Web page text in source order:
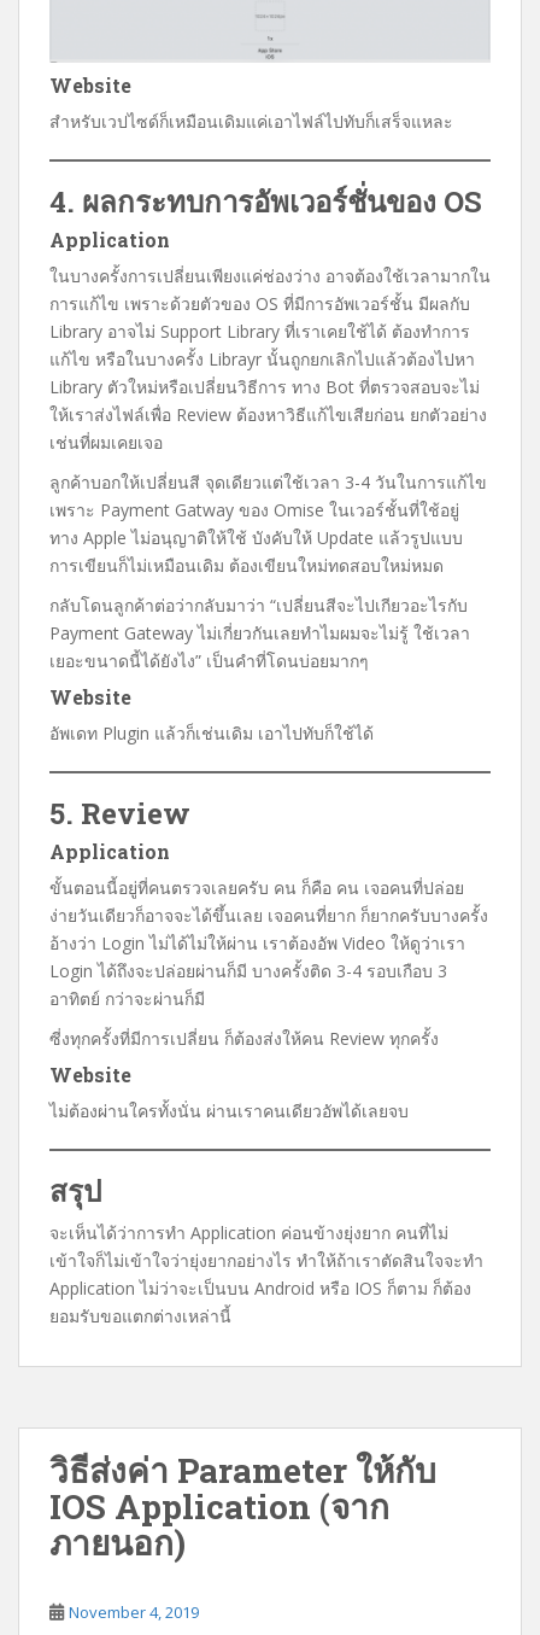
Website
สำหรับเวปไซด์ก็เหมือนเดิมแค่เอาไฟล์ไปทับก็เสร็จแหละ
4. ผลกระทบการอัพเวอร์ชั่นของ OS
Application
ในบางครั้งการเปลี่ยนเพียงแค่ช่องว่าง อาจต้องใช้เวลามากใน
การแก้ไข เพราะด้วยตัวของ OS ที่มีการอัพเวอร์ชั้น มีผลกับ
Library อาจไม่ Support Library ที่เราเคยใช้ได้ ต้องทำการ
แก้ไข หรือในบางครั้ง Librayr นั้นถูกยกเลิกไปแล้วต้องไปหา
Library ตัวใหม่หรือเปลี่ยนวิธีการ ทาง Bot ที่ตรวจสอบจะไม่
ให้เราส่งไฟล์เพื่อ Review ต้องหาวิธีแก้ไขเสียก่อน ยกตัวอย่าง
เช่นที่ผมเคยเจอ
ลูกค้าบอกให้เปลี่ยนสี จุดเดียวแต่ใช้เวลา 3-4 วันในการแก้ไข
เพราะ Payment Gatway ของ Omise ในเวอร์ชั้นที่ใช้อยู่
ทาง Apple ไม่อนุญาติให้ใช้ บังคับให้ Update แล้วรูปแบบ
การเขียนก็ไม่เหมือนเดิม ต้องเขียนใหม่ทดสอบใหม่หมด
กลับโดนลูกค้าต่อว่ากลับมาว่า “เปลี่ยนสีจะไปเกียวอะไรกับ
Payment Gateway ไม่เกี่ยวกันเลยทำไมผมจะไม่รู้ ใช้เวลา
เยอะขนาดนี้ได้ยังไง” เป็นคำที่โดนบ่อยมากๆ
Website
อัพเดท Plugin แล้วก็เช่นเดิม เอาไปทับก็ใช้ได้
5. Review
Application
ขั้นตอนนี้อยู่ที่คนตรวจเลยครับ คน ก็คือ คน เจอคนที่ปล่อย
ง่ายวันเดียวก็อาจจะได้ขึ้นเลย เจอคนที่ยาก ก็ยากครับบางครั้ง
อ้างว่า Login ไม่ได้ไม่ให้ผ่าน เราต้องอัพ Video ให้ดูว่าเรา
Login ได้ถึงจะปล่อยผ่านก็มี บางครั้งติด 3-4 รอบเกือบ 3
อาทิตย์ กว่าจะผ่านก็มี
ซี่งทุกครั้งที่มีการเปลี่ยน ก็ต้องส่งให้คน Review ทุกครั้ง
Website
ไม่ต้องผ่านใครทั้งนั่น ผ่านเราคนเดียวอัพได้เลยจบ
สรุป
จะเห็นได้ว่าการทำ Application ค่อนข้างยุ่งยาก คนที่ไม่
เข้าใจก็ไม่เข้าใจว่ายุ่งยากอย่างไร ทำให้ถ้าเราตัดสินใจจะทำ
Application ไม่ว่าจะเป็นบน Android หรือ IOS ก็ตาม ก็ต้อง
ยอมรับขอแตกต่างเหล่านี้
วิธีส่งค่า Parameter ให้กับ
IOS Application (จาก
ภายนอก)
November 4, 2019